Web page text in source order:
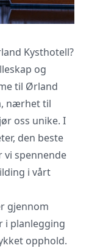
Kysthotell?
og
til Ørland
nærhet til
oss unike. I
den beste
vi spennende
i vårt
gjennom
i planlegging
opphold.
gir
sted,
opp
ingen